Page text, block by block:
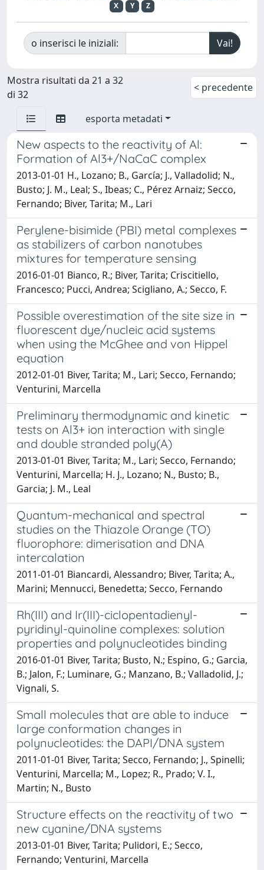
X
Y Z
o inserisci le iniziali:
Mostra risultati da 21 a 32
di 32
< precedente
esporta metadati
New aspects to the reactivity of Al:
Formation of Al3+/NaCaC complex
2013-01-01 H., Lozano; B., García; J., Valladolid; N.,
Busto; J. M., Leal; S., Ibeas; C., Pérez Arnaiz; Secco,
Fernando; Biver, Tarita; M., Lari
Perylene-bisimide (PBI) metal complexes
as stabilizers of carbon nanotubes
mixtures for temperature sensing
2016-01-01 Bianco, R.; Biver, Tarita; Criscitiello,
Francesco; Pucci, Andrea; Scigliano, A.; Secco, F.
Possible overestimation of the site size in
fluorescent dye/nucleic acid systems
when using the McGhee and von Hippel
equation
2012-01-01 Biver, Tarita; M., Lari; Secco, Fernando;
Venturini, Marcella
Preliminary thermodynamic and kinetic
tests on Al3+ ion interaction with single
and double stranded poly(A)
2013-01-01 Biver, Tarita; M., Lari; Secco, Fernando;
Venturini, Marcella; H. J., Lozano; N., Busto; B.,
Garcia; J. M., Leal
Quantum-mechanical and spectral
studies on the Thiazole Orange (TO)
fluorophore: dimerisation and DNA
intercalation
2011-01-01 Biancardi, Alessandro; Biver, Tarita; A.,
Marini; Mennucci, Benedetta; Secco, Fernando
Rh(III) and Ir(III)-ciclopentadienyl-
pyridinyl-quinoline complexes: solution
properties and polynucleotides binding
2016-01-01 Biver, Tarita; Busto, N.; Espino, G.; Garcia,
B.; Jalon, F.; Luminare, G.; Manzano, B.; Valladolid, J.;
Vignali, S.
Small molecules that are able to induce
large conformation changes in
polynucleotides: the DAPI/DNA system
2011-01-01 Biver, Tarita; Secco, Fernando; J., Spinelli;
Venturini, Marcella; M., Lopez; R., Prado; V. I.,
Martin; N., Busto
Structure effects on the reactivity of two
new cyanine/DNA systems
2013-01-01 Biver, Tarita; Pulidori, E.; Secco,
Fernando; Venturini, Marcella